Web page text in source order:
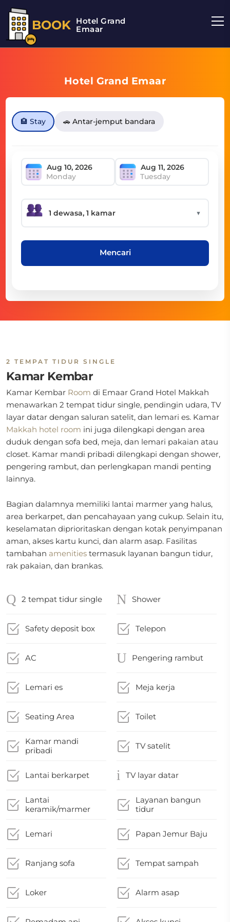
BOOK Hotel Grand
Emaar
Hotel Grand Emaar
🏨 Stay 🚗 Antar-jemput bandara
Monday Tuesday
▼
Mencari
2 TEMPAT TIDUR SINGLE
Kamar Kembar
Kamar Kembar Room di Emaar Grand Hotel Makkah
menawarkan 2 tempat tidur single, pendingin udara, TV
layar datar dengan saluran satelit, dan lemari es. Kamar
Makkah hotel room ini juga dilengkapi dengan area
duduk dengan sofa bed, meja, dan lemari pakaian atau
closet. Kamar mandi pribadi dilengkapi dengan shower,
pengering rambut, dan perlengkapan mandi penting
lainnya.
Bagian dalamnya memiliki lantai marmer yang halus,
area berkarpet, dan pencahayaan yang cukup. Selain itu,
keselamatan diprioritaskan dengan kotak penyimpanan
aman, akses kartu kunci, dan alarm asap. Fasilitas
tambahan amenities termasuk layanan bangun tidur,
rak pakaian, dan brankas.
2 tempat tidur single Shower
Safety deposit box Telepon
AC Pengering rambut
Lemari es Meja kerja
Seating Area Toilet
Kamar mandi
pribadi
TV satelit
Lantai berkarpet TV layar datar
Lantai
keramik/marmer
Layanan bangun
tidur
Lemari Papan Jemur Baju
Ranjang sofa Tempat sampah
Loker Alarm asap